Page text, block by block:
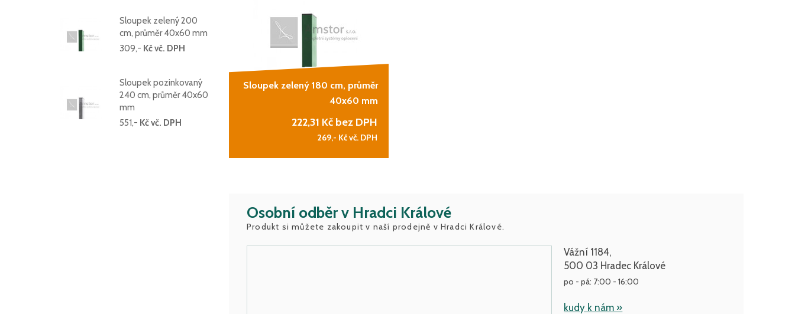
Sloupek zelený 200
cm, průměr 40x60 mm
309,- Kč vč. DPH
Sloupek pozinkovaný
240 cm, průměr 40x60
mm
551,- Kč vč. DPH
Sloupek zelený 180 cm, průměr
40x60 mm
222,31 Kč bez DPH
269,- Kč vč. DPH
Osobní odběr v Hradci Králové
Produkt si můžete zakoupit v naší prodejně v Hradci Králové.
Vážní 1184,
500 03 Hradec Králové
po - pá: 7:00 - 16:00
kudy k nám »